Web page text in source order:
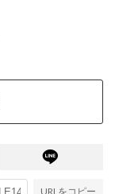
URLをコピー